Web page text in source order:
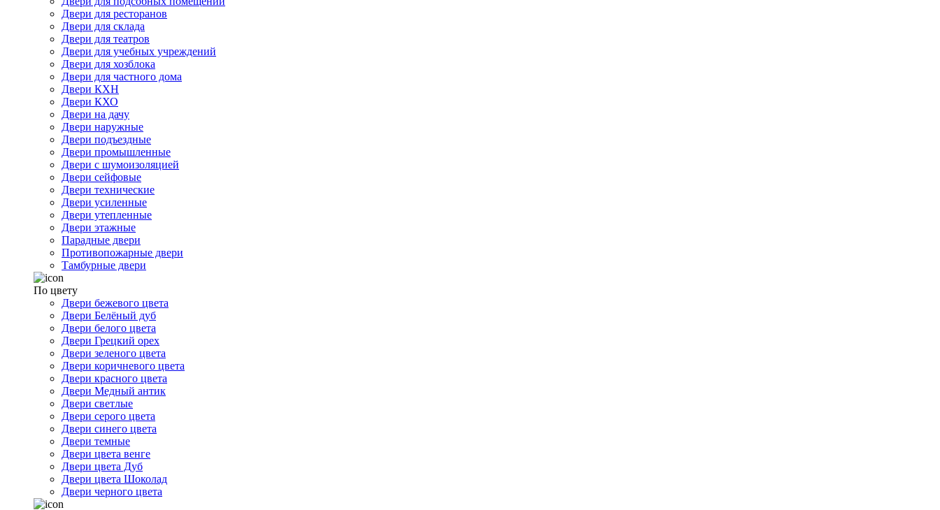
Двери для ресторанов
Двери для склада
Двери для театров
Двери для учебных учреждений
Двери для хозблока
Двери для частного дома
Двери КХН
Двери КХО
Двери на дачу
Двери наружные
Двери подъездные
Двери промышленные
Двери с шумоизоляцией
Двери сейфовые
Двери технические
Двери усиленные
Двери утепленные
Двери этажные
Парадные двери
Противопожарные двери
Тамбурные двери
По цвету
Двери бежевого цвета
Двери Белёный дуб
Двери белого цвета
Двери Грецкий орех
Двери зеленого цвета
Двери коричневого цвета
Двери красного цвета
Двери Медный антик
Двери светлые
Двери серого цвета
Двери синего цвета
Двери темные
Двери цвета венге
Двери цвета Дуб
Двери цвета Шоколад
Двери черного цвета